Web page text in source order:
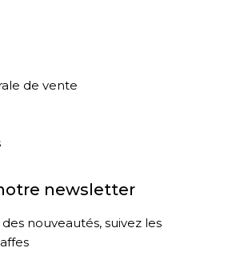
de vente
newsletter
nouveautés, suivez les